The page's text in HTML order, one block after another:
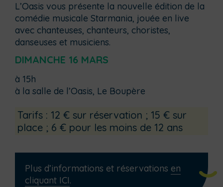
L’Oasis vous présente la nouvelle édition de la
comédie musicale Starmania, jouée en live
avec chanteuses, chanteurs, choristes,
danseuses et musiciens.
DIMANCHE 16 MARS
à 15h
à la salle de l’Oasis, Le Boupère
Tarifs : 12 € sur réservation ; 15 € sur
place ; 6 € pour les moins de 12 ans
Plus d’informations et réservations en
cliquant ICI.